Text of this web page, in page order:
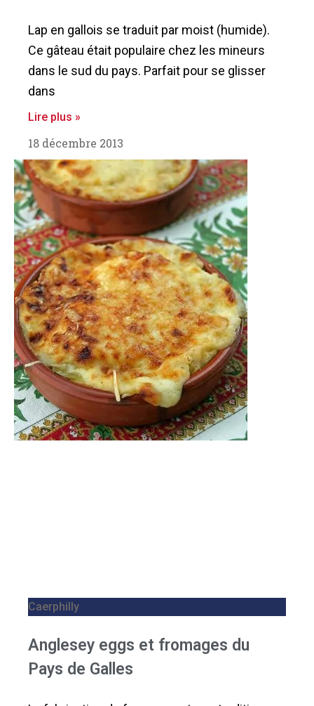
Lap en gallois se traduit par moist (humide).
Ce gâteau était populaire chez les mineurs
dans le sud du pays. Parfait pour se glisser
dans
Lire plus »
18 décembre 2013
Caerphilly
Anglesey eggs et fromages du
Pays de Galles